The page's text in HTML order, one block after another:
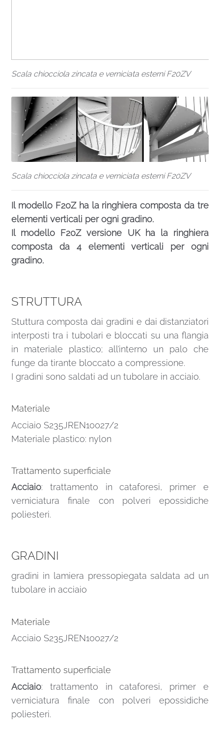
Scala chiocciola zincata e verniciata esterni F20ZV
Scala chiocciola zincata e verniciata esterni F20ZV
Il modello F20Z ha la ringhiera composta da tre
elementi verticali per ogni gradino.
Il modello F20Z versione UK ha la ringhiera
composta da 4 elementi verticali per ogni
gradino.
STRUTTURA
Stuttura composta dai gradini e dai distanziatori
interposti tra i tubolari e bloccati su una flangia
in materiale plastico; all’interno un palo che
funge da tirante bloccato a compressione.
I gradini sono saldati ad un tubolare in acciaio.
Materiale
Acciaio S235JREN10027/2
Materiale plastico: nylon
Trattamento superficiale
Acciaio: trattamento in cataforesi, primer e
verniciatura finale con polveri epossidiche
poliesteri.
GRADINI
gradini in lamiera pressopiegata saldata ad un
tubolare in acciaio
Materiale
Acciaio S235JREN10027/2
Trattamento superficiale
Acciaio: trattamento in cataforesi, primer e
verniciatura finale con polveri epossidiche
poliesteri.